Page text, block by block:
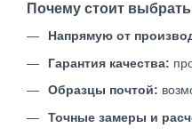
Почему стоит
Напрямую от
Гарантия качества:
Образцы почтой:
Точные замеры и